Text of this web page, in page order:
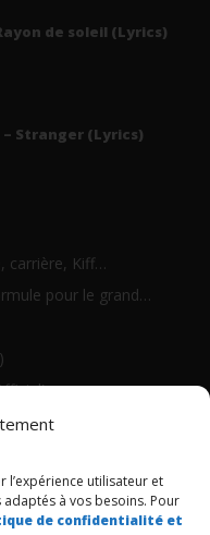
utilisateur et
à vos besoins. Pour
de confidentialité et
de soleil (Lyrics)
Stranger (Lyrics)
carrière, Kiff…
pour le grand…